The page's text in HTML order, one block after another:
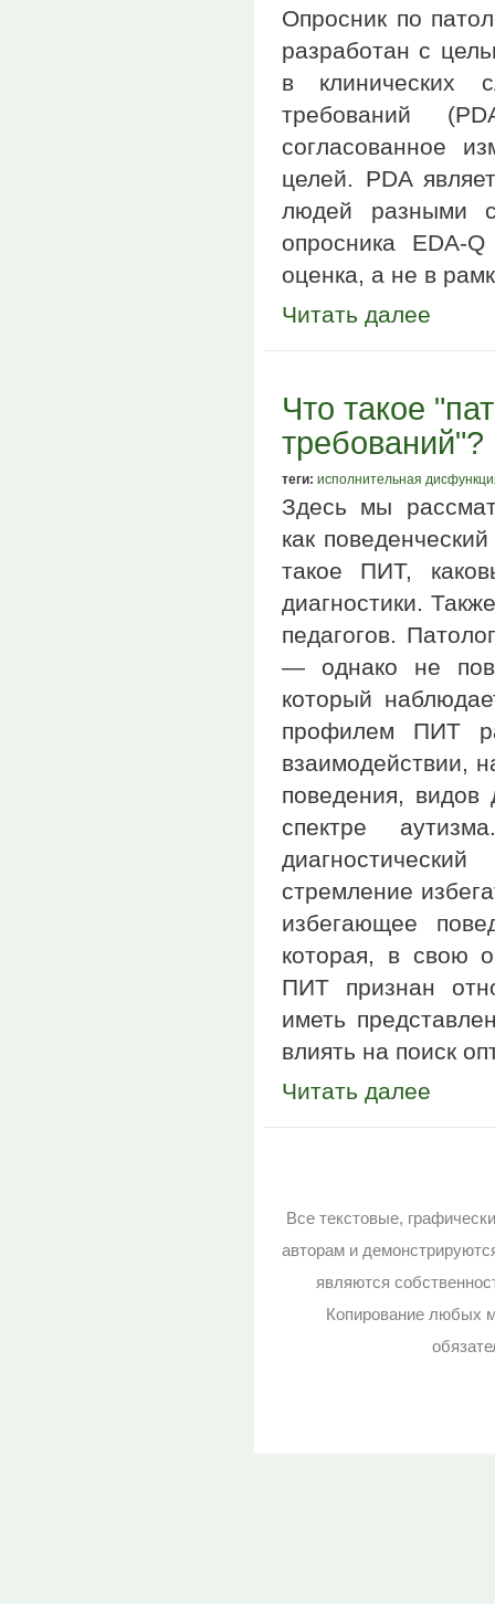
Опросник по
разработан с
в клинических
требований
согласованное
целей. PDA
людей разными
опросника EDA-
оценка, а не в
Читать далее
Что такое
требований"?
теги: исполнительная
Здесь мы
как
такое ПИТ,
диагностики.
педагогов.
— однако не
который
профилем ПИТ
взаимодействии,
поведения, видов
спектре
стремление
избегающее
которая, в свою
ПИТ признан
иметь
влиять на поиск
Читать далее
Все текстовые,
авторам и
являются
Копирование любых